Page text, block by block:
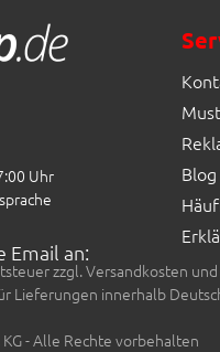
Uhr
Email an:
Blog
zzgl. Versandkosten
Lieferungen innerhalb
- Alle Rechte vorbehalten